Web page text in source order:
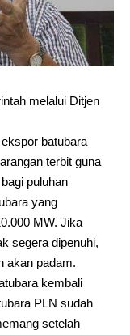
melalui Ditjen
batubara
terbit guna
puluhan
yang
MW. Jika
segera dipenuhi,
akan padam.
kembali
PLN sudah
setelah